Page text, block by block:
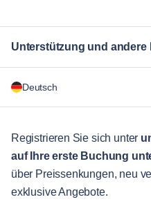
Unterstützung und andere
Für Unternehmen
Gästebetreuung
Stadt-Guide
Partner
Deutsch
English
Português
Registrieren Sie sich unter
auf Ihre erste Buchung
über Preissenkungen, neu
exklusive Angebote.